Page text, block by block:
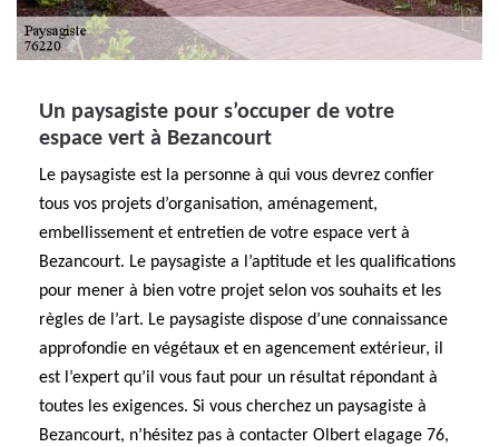
Un paysagiste pour s’occuper de votre
espace vert à Bezancourt
Le paysagiste est la personne à qui vous devrez confier
tous vos projets d’organisation, aménagement,
embellissement et entretien de votre espace vert à
Bezancourt. Le paysagiste a l’aptitude et les qualifications
pour mener à bien votre projet selon vos souhaits et les
règles de l’art. Le paysagiste dispose d’une connaissance
approfondie en végétaux et en agencement extérieur, il
est l’expert qu’il vous faut pour un résultat répondant à
toutes les exigences. Si vous cherchez un paysagiste à
Bezancourt, n’hésitez pas à contacter Olbert elagage 76,